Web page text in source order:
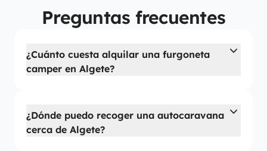
Preguntas frecuentes
¿Cuánto cuesta alquilar una furgoneta
camper en Algete?
¿Dónde puedo recoger una autocaravana
cerca de Algete?